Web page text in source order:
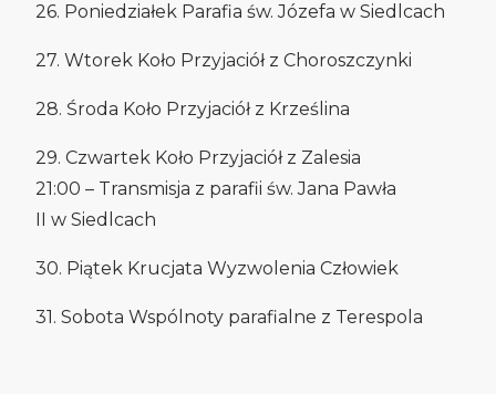
26. Poniedziałek Parafia św. Józefa w Siedlcach
27. Wtorek Koło Przyjaciół z Choroszczynki
28. Środa Koło Przyjaciół z Krześlina
29. Czwartek Koło Przyjaciół z Zalesia
21:00 – Transmisja z parafii św. Jana Pawła
II w Siedlcach
30. Piątek Krucjata Wyzwolenia Człowiek
31. Sobota Wspólnoty parafialne z Terespola